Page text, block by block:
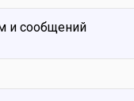
и сообщений